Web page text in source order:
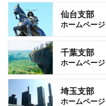
仙台支部
ホームページ
千葉支部
ホームページ
埼玉支部
ホームページ